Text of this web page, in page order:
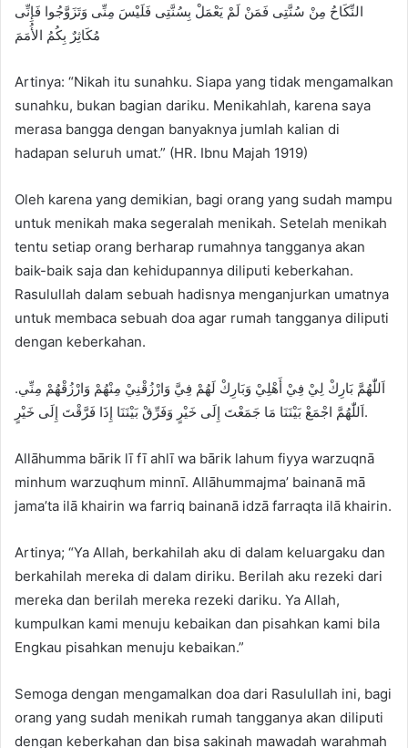
النِّكَاحُ مِنْ سُنَّتِى فَمَنْ لَمْ يَعْمَلْ بِسُنَّتِى فَلَيْسَ مِنِّى وَتَزَوَّجُوا فَإِنِّى
مُكَاثِرٌ بِكُمُ الأُمَمَ
Artinya: “Nikah itu sunahku. Siapa yang tidak mengamalkan
sunahku, bukan bagian dariku. Menikahlah, karena saya
merasa bangga dengan banyaknya jumlah kalian di
hadapan seluruh umat.” (HR. Ibnu Majah 1919)
Oleh karena yang demikian, bagi orang yang sudah mampu
untuk menikah maka segeralah menikah. Setelah menikah
tentu setiap orang berharap rumahnya tangganya akan
baik-baik saja dan kehidupannya diliputi keberkahan.
Rasulullah dalam sebuah hadisnya menganjurkan umatnya
untuk membaca sebuah doa agar rumah tangganya diliputi
dengan keberkahan.
اَللّٰهُمَّ بَارِكْ لِيْ فِيْ أَهْلِيْ وَبَارِكْ لَهُمْ فِيَّ وَارْزُقْنِيْ مِنْهُمْ وَارْزُقْهُمْ مِنِّي.
اَللّٰهُمَّ اجْمَعْ بَيْنَنَا مَا جَمَعْتَ إِلَى خَيْرٍ وَفَرِّقْ بَيْنَنَا إِذَا فَرَّقْتَ إِلَى خَيْرٍ.
Allāhumma bārik lī fī ahlī wa bārik lahum fiyya warzuqnā
minhum warzuqhum minnī. Allāhummajma’ bainanā mā
jama’ta ilā khairin wa farriq bainanā idzā farraqta ilā khairin.
Artinya; “Ya Allah, berkahilah aku di dalam keluargaku dan
berkahilah mereka di dalam diriku. Berilah aku rezeki dari
mereka dan berilah mereka rezeki dariku. Ya Allah,
kumpulkan kami menuju kebaikan dan pisahkan kami bila
Engkau pisahkan menuju kebaikan.”
Semoga dengan mengamalkan doa dari Rasulullah ini, bagi
orang yang sudah menikah rumah tangganya akan diliputi
dengan keberkahan dan bisa sakinah mawadah warahmah